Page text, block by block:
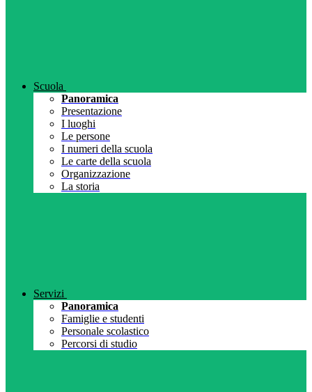
Scuola
Panoramica
Presentazione
I luoghi
Le persone
I numeri della scuola
Le carte della scuola
Organizzazione
La storia
Servizi
Panoramica
Famiglie e studenti
Personale scolastico
Percorsi di studio